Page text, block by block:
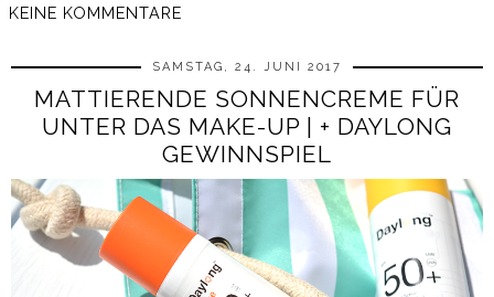
KEINE KOMMENTARE
SAMSTAG, 24. JUNI 2017
MATTIERENDE SONNENCREME FÜR
UNTER DAS MAKE-UP | + DAYLONG
GEWINNSPIEL